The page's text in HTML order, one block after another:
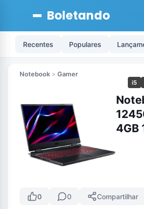
Boletando
Recentes Populares
Notebook » Gamer
i5
4GB
0 0 Compartilhar